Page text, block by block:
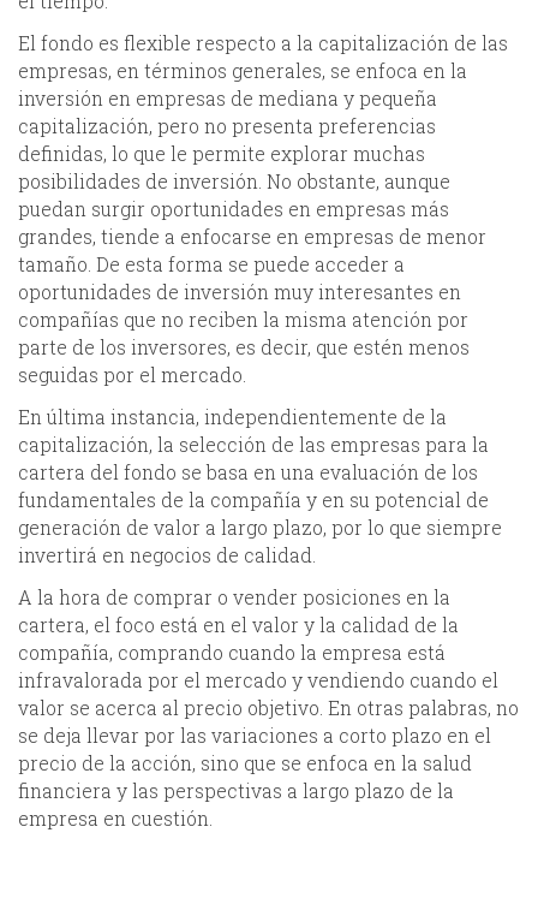
El fondo es flexible respecto a la capitalización de las
empresas, en términos generales, se enfoca en la
inversión en empresas de mediana y pequeña
capitalización, pero no presenta preferencias
definidas, lo que le permite explorar muchas
posibilidades de inversión. No obstante, aunque
puedan surgir oportunidades en empresas más
grandes, tiende a enfocarse en empresas de menor
tamaño. De esta forma se puede acceder a
oportunidades de inversión muy interesantes en
compañías que no reciben la misma atención por
parte de los inversores, es decir, que estén menos
seguidas por el mercado.
En última instancia, independientemente de la
capitalización, la selección de las empresas para la
cartera del fondo se basa en una evaluación de los
fundamentales de la compañía y en su potencial de
generación de valor a largo plazo, por lo que siempre
invertirá en negocios de calidad.
A la hora de comprar o vender posiciones en la
cartera, el foco está en el valor y la calidad de la
compañía, comprando cuando la empresa está
infravalorada por el mercado y vendiendo cuando el
valor se acerca al precio objetivo. En otras palabras, no
se deja llevar por las variaciones a corto plazo en el
precio de la acción, sino que se enfoca en la salud
financiera y las perspectivas a largo plazo de la
empresa en cuestión.